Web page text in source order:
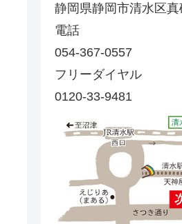
静岡県静岡市清水区
電話
054-367-0557
フリーダイヤル
0120-33-9481